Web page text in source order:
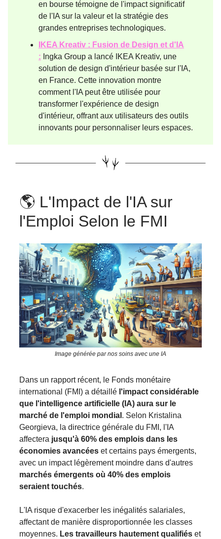
en bourse témoigne de l'impact significatif
de l'IA sur la valeur et la stratégie des
grandes entreprises technologiques​​.
IKEA Kreativ : Fusion de Design et d'IA
: Ingka Group a lancé IKEA Kreativ, une
solution de design d'intérieur basée sur l'IA,
en France. Cette innovation montre
comment l'IA peut être utilisée pour
transformer l'expérience de design
d'intérieur, offrant aux utilisateurs des outils
innovants pour personnaliser leurs espaces​​.
🌎 L'Impact de l'IA sur
l'Emploi Selon le FMI
Image générée par nos soins avec une IA
Dans un rapport récent, le Fonds monétaire
international (FMI) a détaillé l'impact considérable
que l'intelligence artificielle (IA) aura sur le
marché de l'emploi mondial . Selon Kristalina
Georgieva, la directrice générale du FMI, l'IA
affectera jusqu'à 60% des emplois dans les
économies avancées et certains pays émergents,
avec un impact légèrement moindre dans d'autres
marchés émergents où 40% des emplois
seraient touchés​​​.
L'IA risque d'exacerber les inégalités salariales,
affectant de manière disproportionnée les classes
moyennes. Les travailleurs hautement qualifiés et